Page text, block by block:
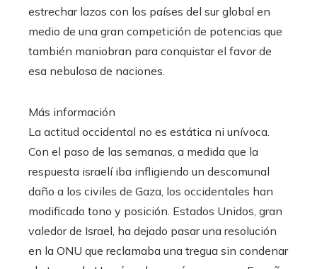
estrechar lazos con los países del sur global en
medio de una gran competición de potencias que
también maniobran para conquistar el favor de
esa nebulosa de naciones.
Más información
La actitud occidental no es estática ni unívoca.
Con el paso de las semanas, a medida que la
respuesta israelí iba infligiendo un descomunal
daño a los civiles de Gaza, los occidentales han
modificado tono y posición. Estados Unidos, gran
valedor de Israel, ha dejado pasar una resolución
en la ONU que reclamaba una tregua sin condenar